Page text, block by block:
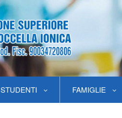
STUDENTI FAMIGLIE